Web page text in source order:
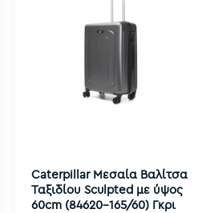
Caterpillar Μεσαία Βαλίτσα
Ταξιδίου Sculpted με ύψος
60cm (84620-165/60) Γκρι